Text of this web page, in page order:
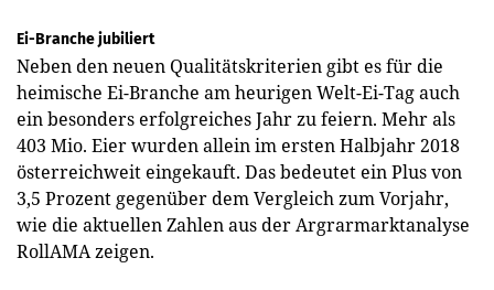
Ei-Branche jubiliert
Neben den neuen Qualitätskriterien gibt es für die
heimische Ei-Branche am heurigen Welt-Ei-Tag auch
ein besonders erfolgreiches Jahr zu feiern. Mehr als
403 Mio. Eier wurden allein im ersten Halbjahr 2018
österreichweit eingekauft. Das bedeutet ein Plus von
3,5 Prozent gegenüber dem Vergleich zum Vorjahr,
wie die aktuellen Zahlen aus der Argrarmarktanalyse
RollAMA zeigen.